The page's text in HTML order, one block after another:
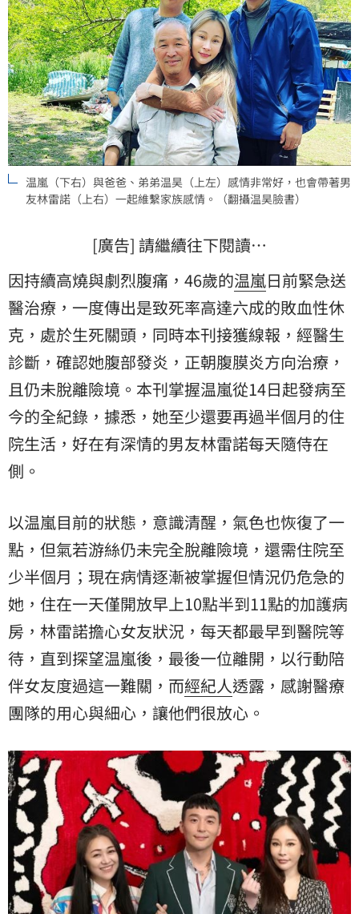
温嵐（下右）與爸爸、弟弟温昊（上左）感情非常好，也會帶著男
友林雷諾（上右）一起維繫家族感情。（翻攝温昊臉書）
[廣告] 請繼續往下閱讀…
因持續高燒與劇烈腹痛，46歲的温嵐日前緊急送
醫治療，一度傳出是致死率高達六成的敗血性休
克 ，處於生死關頭，同時本刊接獲線報，經醫生
診斷，確認她腹部發炎，正朝腹膜炎方向治療，
且仍未脫離險境。本刊掌握温嵐從14日起發病至
今的全紀錄，據悉，她至少還要再過半個月的住
院生活，好在有深情的男友林雷諾每天隨侍在
側。
以温嵐目前的狀態，意識清醒，氣色也恢復了一
點，但氣若游絲仍未完全脫離險境，還需住院至
少半個月；現在病情逐漸被掌握但情況仍危急的
她，住在一天僅開放早上10點半到11點的加護病
房，林雷諾擔心女友狀況，每天都最早到醫院等
待，直到探望温嵐後，最後一位離開，以行動陪
伴女友度過這一難關，而經紀人透露，感謝醫療
團隊的用心與細心，讓他們很放心。